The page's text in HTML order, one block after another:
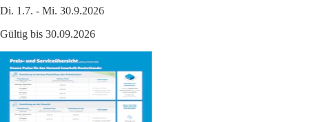
Di. 1.7. - Mi. 30.9.2026
Gültig bis 30.09.2026